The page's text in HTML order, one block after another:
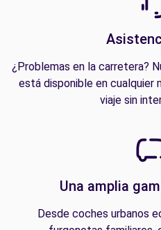
¿Problemas en la carretera?
está disponible en cualquier
viaje sin
Una amplia
Desde coches urbanos